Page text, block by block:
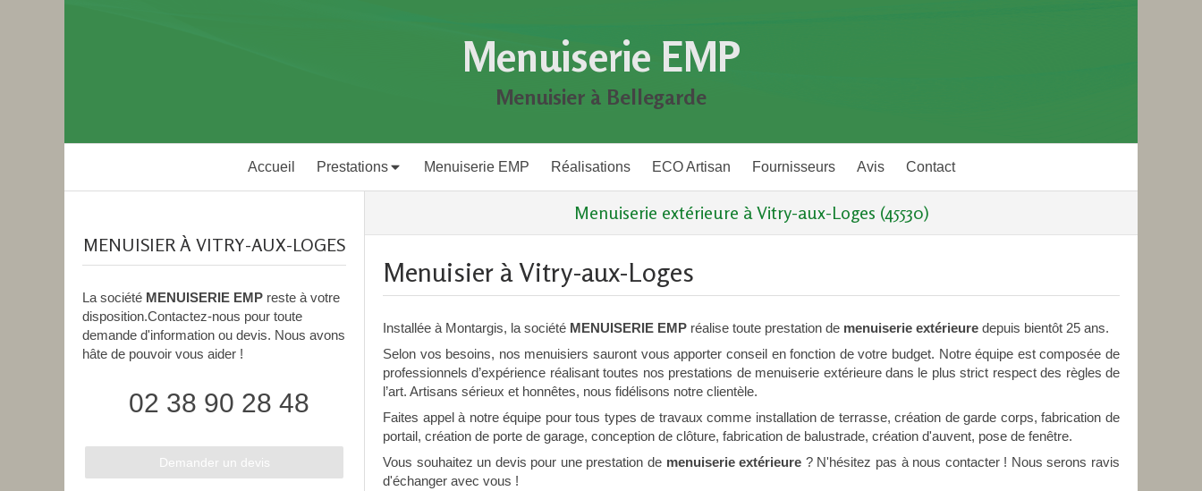
Menuiserie EMP
Menuisier à Bellegarde
Accueil Prestations Menuiserie EMP Réalisations ECO Artisan Fournisseurs Avis Contact
Menuiserie extérieure à Vitry-aux-Loges (45530)
Menuisier à Vitry-aux-Loges
Installée à Montargis, la société MENUISERIE EMP réalise toute prestation de menuiserie extérieure depuis bientôt 25 ans.
Selon vos besoins, nos menuisiers sauront vous apporter conseil en fonction de votre budget. Notre équipe est composée de
professionnels d’expérience réalisant toutes nos prestations de menuiserie extérieure dans le plus strict respect des règles de
l’art. Artisans sérieux et honnêtes, nous fidélisons notre clientèle.
Faites appel à notre équipe pour tous types de travaux comme installation de terrasse, création de garde corps, fabrication de
portail, création de porte de garage, conception de clôture, fabrication de balustrade, création d'auvent, pose de fenêtre.
Vous souhaitez un devis pour une prestation de menuiserie extérieure ? N'hésitez pas à nous contacter ! Nous serons ravis
d'échanger avec vous !
MENUISIER À VITRY-AUX-LOGES
La société MENUISERIE EMP reste à votre
disposition.Contactez-nous pour toute
demande d'information ou devis. Nous avons
hâte de pouvoir vous aider !
02 38 90 28 48
Demander un devis